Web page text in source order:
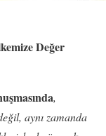
Değer
,
aynı zamanda